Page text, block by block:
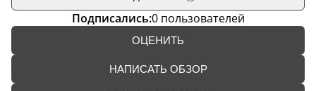
Подписались:0 пользователей
ОЦЕНИТЬ
НАПИСАТЬ ОБЗОР